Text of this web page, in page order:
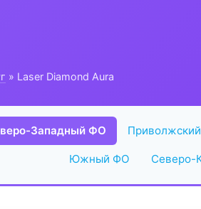
» Laser Diamond Aura
Западный ФО
Южный ФО Северо-